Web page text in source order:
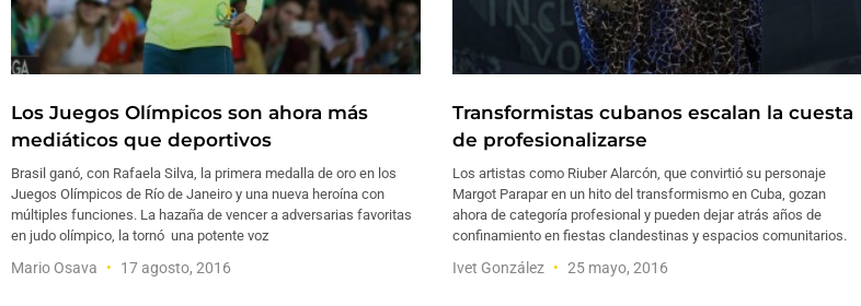
Los Juegos Olímpicos son ahora más
mediáticos que deportivos
Brasil ganó, con Rafaela Silva, la primera medalla de oro en los
Juegos Olímpicos de Río de Janeiro y una nueva heroína con
múltiples funciones. La hazaña de vencer a adversarias favoritas
en judo olímpico, la tornó una potente voz
Mario Osava 17 agosto, 2016
Transformistas cubanos escalan la cuesta
de profesionalizarse
Los artistas como Riuber Alarcón, que convirtió su personaje
Margot Parapar en un hito del transformismo en Cuba, gozan
ahora de categoría profesional y pueden dejar atrás años de
confinamiento en fiestas clandestinas y espacios comunitarios.
Ivet González 25 mayo, 2016